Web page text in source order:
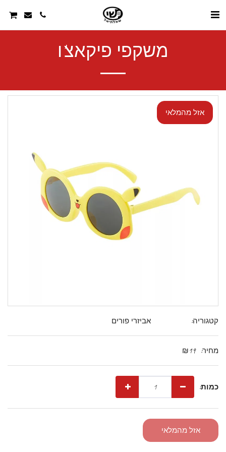
משקפי פיקאצ'ו
אזל מהמלאי
קטגוריה: אביזרי פורים
מחיר: ₪19
כמות:
אזל מהמלאי